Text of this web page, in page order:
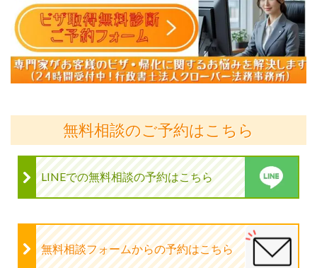
無料相談のご予約はこちら
LINEでの無料相談の予約はこちら
無料相談フォームからの予約はこちら